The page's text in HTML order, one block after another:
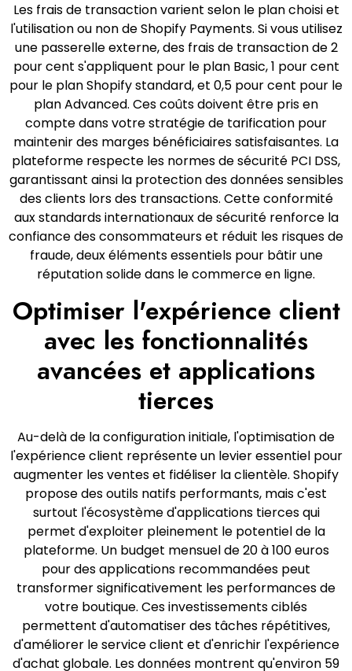
Les frais de transaction varient selon le plan choisi et
l'utilisation ou non de Shopify Payments. Si vous utilisez
une passerelle externe, des frais de transaction de 2
pour cent s'appliquent pour le plan Basic, 1 pour cent
pour le plan Shopify standard, et 0,5 pour cent pour le
plan Advanced. Ces coûts doivent être pris en
compte dans votre stratégie de tarification pour
maintenir des marges bénéficiaires satisfaisantes. La
plateforme respecte les normes de sécurité PCI DSS,
garantissant ainsi la protection des données sensibles
des clients lors des transactions. Cette conformité
aux standards internationaux de sécurité renforce la
confiance des consommateurs et réduit les risques de
fraude, deux éléments essentiels pour bâtir une
réputation solide dans le commerce en ligne.
Optimiser l'expérience client
avec les fonctionnalités
avancées et applications
tierces
Au-delà de la configuration initiale, l'optimisation de
l'expérience client représente un levier essentiel pour
augmenter les ventes et fidéliser la clientèle. Shopify
propose des outils natifs performants, mais c'est
surtout l'écosystème d'applications tierces qui
permet d'exploiter pleinement le potentiel de la
plateforme. Un budget mensuel de 20 à 100 euros
pour des applications recommandées peut
transformer significativement les performances de
votre boutique. Ces investissements ciblés
permettent d'automatiser des tâches répétitives,
d'améliorer le service client et d'enrichir l'expérience
d'achat globale. Les données montrent qu'environ 59